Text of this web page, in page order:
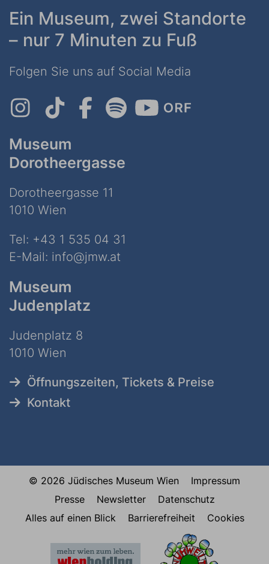
Ein Museum, zwei Standorte
– nur 7 Minuten zu Fuß
Folgen Sie uns auf Social Media
Museum
Dorotheergasse
Dorotheergasse 11
1010 Wien
Tel: +43 1 535 04 31
E-Mail: info@jmw.at
Museum
Judenplatz
Judenplatz 8
1010 Wien
Öffnungszeiten, Tickets & Preise
Kontakt
© 2026 Jüdisches Museum Wien
Impressum
Presse
Newsletter
Datenschutz
Alles auf einen Blick
Barrierefreiheit Cookies